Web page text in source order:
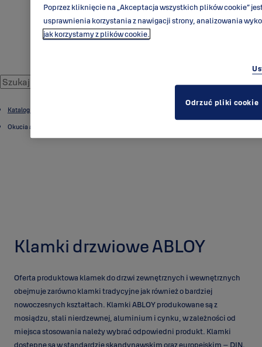
Katalog produktów
Okucia architektoniczne
Klamki drzwiowe ABLOY
Oferta produktowa klamek do drzwi zewnętrznych i wewnętrznych
obejmuje zarówno klamki tradycyjne jak również o bardziej
nowoczesnych kształtach. Klamki ABLOY produkowane są z
mosiądzu, stali nierdzewnej, aluminium i cynku, w zależności od
miejsca stosowania należy wybrać odpowiedni produkt. Klamki
dostępne są w standardzie skandynawskim oraz europejskim – DIN.
Poprzez kliknięcie na „Akceptacja wszystkich plików cookie”
usprawnienia korzystania z nawigacji strony, analizowania
jak korzystamy z plików cookie.
Odrzuć pliki cookie